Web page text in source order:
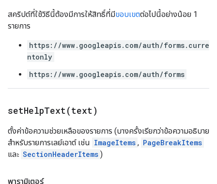
สคริปต์ที่ใช้วิธีนี้ต้องมีการให้สิทธิ์ที่มีขอบเขตต่อไปนี้อย่างน้อย 1
รายการ
https://www.googleapis.com/auth/forms.curre
ntonly
https://www.googleapis.com/auth/forms
setHelpText(text)
ตั้งค่าข้อความช่วยเหลือของรายการ (บางครั้งเรียกว่าข้อความอธิบาย
สำหรับรายการเลย์เอาต์ เช่น ImageItems , PageBreakItems
และ SectionHeaderItems )
พารามิเตอร์